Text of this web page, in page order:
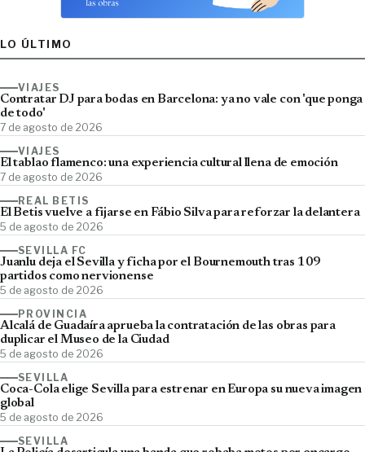
LO ÚLTIMO
VIAJES
Contratar DJ para bodas en Barcelona: ya no vale con 'que ponga
de todo'
7 de agosto de 2026
VIAJES
El tablao flamenco: una experiencia cultural llena de emoción
7 de agosto de 2026
REAL BETIS
El Betis vuelve a fijarse en Fábio Silva para reforzar la delantera
5 de agosto de 2026
SEVILLA FC
Juanlu deja el Sevilla y ficha por el Bournemouth tras 109
partidos como nervionense
5 de agosto de 2026
PROVINCIA
Alcalá de Guadaíra aprueba la contratación de las obras para
duplicar el Museo de la Ciudad
5 de agosto de 2026
SEVILLA
Coca-Cola elige Sevilla para estrenar en Europa su nueva imagen
global
5 de agosto de 2026
SEVILLA